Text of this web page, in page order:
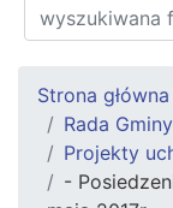
Strona główna
Rada
Projekty
-